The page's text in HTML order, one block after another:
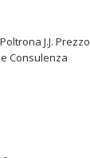
J.J. Prezzo
Consulenza